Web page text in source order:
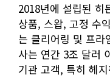
2018년에 설립된 히
상품, 스왑, 고정 수
는 클리어링 및 프라
사는 연간 3조 달러
기관 고객, 특히 헤